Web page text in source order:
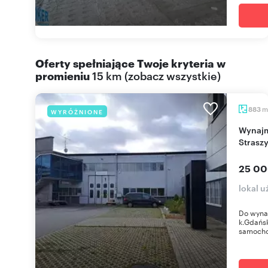
Oferty spełniające Twoje kryteria w
promieniu15 km (zobacz wszystkie)
WYRÓŻNIONE 883 m
Wynajmę halę magazynową z biurem 883 m² w
25
lokal
Do